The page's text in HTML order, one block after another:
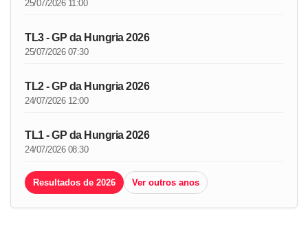
25/07/2026 11:00
TL3 - GP da Hungria 2026
25/07/2026 07:30
TL2 - GP da Hungria 2026
24/07/2026 12:00
TL1 - GP da Hungria 2026
24/07/2026 08:30
Resultados de 2026 Ver outros anos